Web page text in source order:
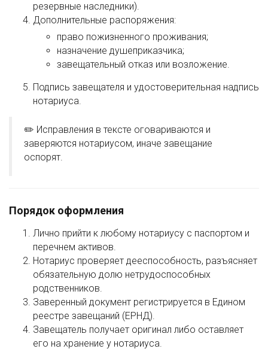
резервные наследники).
Дополнительные распоряжения:
право пожизненного проживания;
назначение душеприказчика;
завещательный отказ или возложение.
Подпись завещателя и удостоверительная надпись
нотариуса.
✏️ Исправления в тексте оговариваются и
заверяются нотариусом, иначе завещание
оспорят.
Порядок оформления
Лично прийти к любому нотариусу с паспортом и
перечнем активов.
Нотариус проверяет дееспособность, разъясняет
обязательную долю нетрудоспособных
родственников.
Заверенный документ регистрируется в Едином
реестре завещаний (ЕРНД).
Завещатель получает оригинал либо оставляет
его на хранение у нотариуса.